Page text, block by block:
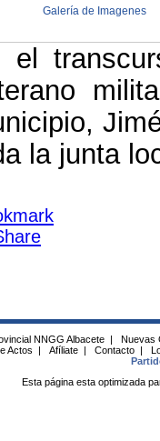
Galería de Imagenes
el
la junta
NNGG Albacete |
Nuevas
Actos | Afíliate | Contacto |
Esta página esta optimizada